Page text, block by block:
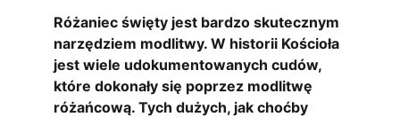
Różaniec święty jest bardzo skutecznym
narzędziem modlitwy. W historii Kościoła
jest wiele udokumentowanych cudów,
które dokonały się poprzez modlitwę
różańcową. Tych dużych, jak choćby